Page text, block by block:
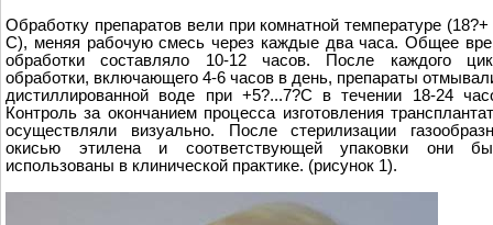
Обработку препаратов вели при комнатной температуре (18?+
С), меняя рабочую смесь через каждые два часа. Общее
обработки составляло 10-12 часов. После каждого
обработки, включающего 4-6 часов в день, препараты
дистиллированной воде при +5?...7?С в течении 18-24
Контроль за окончанием процесса изготовления
осуществляли визуально. После стерилизации
окисью этилена и соответствующей упаковки они
использованы в клинической практике. (рисунок 1).